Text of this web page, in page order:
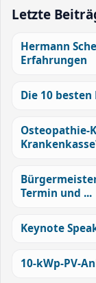
Letzte
Hermann
Erfahrungen
Die 10
Osteopathie-
Termin und ...
Keynote
10-kWp-PV-